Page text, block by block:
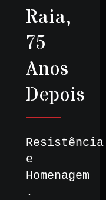
Raia,
75
Anos
Depois
Resistência
e
Homenagem
.